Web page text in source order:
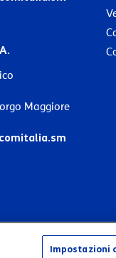
Maggiore
Impostazioni